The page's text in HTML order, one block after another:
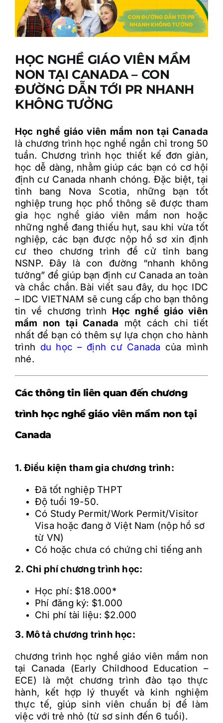
HỌC NGHỀ GIÁO VIÊN MẦM
NON TẠI CANADA – CON
ĐƯỜNG DẪN TỚI PR NHANH
KHÔNG TƯỞNG
Học nghề giáo viên mầm non tại Canada
là chương trình học nghề ngắn chỉ trong 50
tuần. Chương trình học thiết kế đơn giản,
học dễ dàng, nhằm giúp các bạn có cơ hội
định cư Canada nhanh chóng. Đặc biệt, tại
tỉnh bang Nova Scotia, những bạn tốt
nghiệp trung học phổ thông sẽ được tham
gia học nghề giáo viên mầm non hoặc
những nghề đang thiếu hụt, sau khi vừa tốt
nghiệp, các bạn được nộp hồ sơ xin định
cư theo chương trình đề cử tỉnh bang
NSNP. Đây là con đường “nhanh không
tưởng” để giúp bạn định cư Canada an toàn
và chắc chắn. Bài viết sau đây, du học IDC
– IDC VIETNAM sẽ cung cấp cho bạn thông
tin về chương trình Học nghề giáo viên
mầm non tại Canada một cách chi tiết
nhất để bạn có thêm sự lựa chọn cho hành
trình du học – định cư Canada của mình
nhé.
Các thông tin liên quan đến chương
trình học nghề giáo viên mầm non tại
Canada
1. Điều kiện tham gia chương trình:
Đã tốt nghiệp THPT
Độ tuổi 19-50.
Có Study Permit/Work Permit/Visitor
Visa hoặc đang ở Việt Nam (nộp hồ sơ
từ VN)
Có hoặc chưa có chứng chỉ tiếng anh
2. Chi phí chương trình học:
Học phí: $18.000*
Phí đăng ký: $1.000
Chi phí tài liệu: $2.000
3. Mô tả chương trình học:
Chương trình học nghề giáo viên mầm non
tại Canada (Early Childhood Education –
ECE) là một chương trình đào tạo thực
hành, kết hợp lý thuyết và kinh nghiệm
thực tế, giúp sinh viên chuẩn bị để làm
việc với trẻ nhỏ (từ sơ sinh đến 6 tuổi).